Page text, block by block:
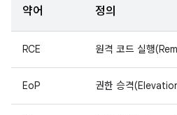
약어 정의
RCE 원격 코드 실행
EoP 권한 승격